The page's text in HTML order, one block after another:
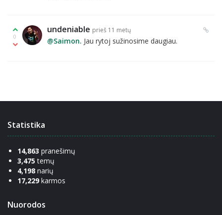
0
undeniable prieš 11 metų
@Saimon. Jau rytoj sužinosime daugiau.
Statistika
14,863 pranešimų
3,475 temų
4,198 narių
17,229 karmos
Nuorodos